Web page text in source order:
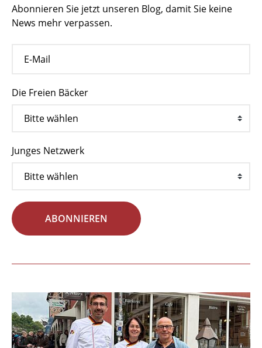
Abonnieren Sie jetzt unseren Blog, damit Sie keine
News mehr verpassen.
Die Freien Bäcker
Junges Netzwerk
ABONNIEREN